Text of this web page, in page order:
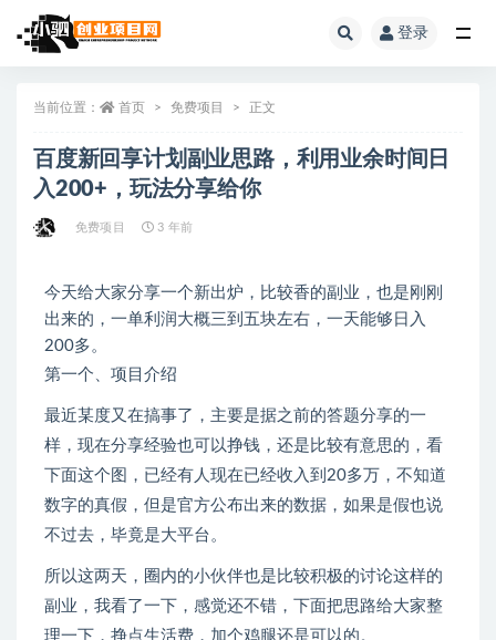
登录
当前位置： 首页 免费项目 正文
百度新回享计划副业思路，利用业余时间日
入200+，玩法分享给你
免费项目 3 年前
今天给大家分享一个新出炉，比较香的副业，也是刚刚
出来的，一单利润大概三到五块左右，一天能够日入
200多。
第一个、项目介绍
最近某度又在搞事了，主要是据之前的答题分享的一
样，现在分享经验也可以挣钱，还是比较有意思的，看
下面这个图，已经有人现在已经收入到20多万，不知道
数字的真假，但是官方公布出来的数据，如果是假也说
不过去，毕竟是大平台。
所以这两天，圈内的小伙伴也是比较积极的讨论这样的
副业，我看了一下，感觉还不错，下面把思路给大家整
理一下，挣点生活费，加个鸡腿还是可以的。